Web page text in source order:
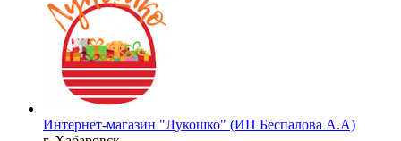
Интернет-магазин "Лукошко" (ИП Беспалова А.А)